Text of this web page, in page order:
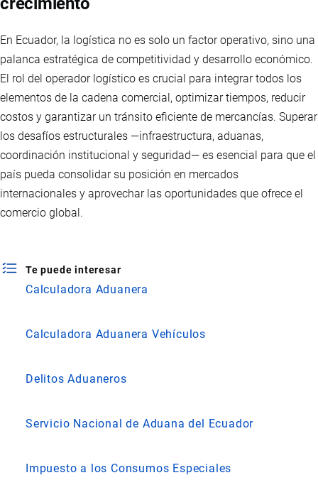
En Ecuador, la logística no es solo un factor operativo, sino una
palanca estratégica de competitividad y desarrollo económico.
El rol del operador logístico es crucial para integrar todos los
elementos de la cadena comercial, optimizar tiempos, reducir
costos y garantizar un tránsito eficiente de mercancías. Superar
los desafíos estructurales —infraestructura, aduanas,
coordinación institucional y seguridad— es esencial para que el
país pueda consolidar su posición en mercados
internacionales y aprovechar las oportunidades que ofrece el
comercio global.
Te puede interesar
Calculadora Aduanera
Calculadora Aduanera Vehículos
Delitos Aduaneros
Servicio Nacional de Aduana del Ecuador
Impuesto a los Consumos Especiales